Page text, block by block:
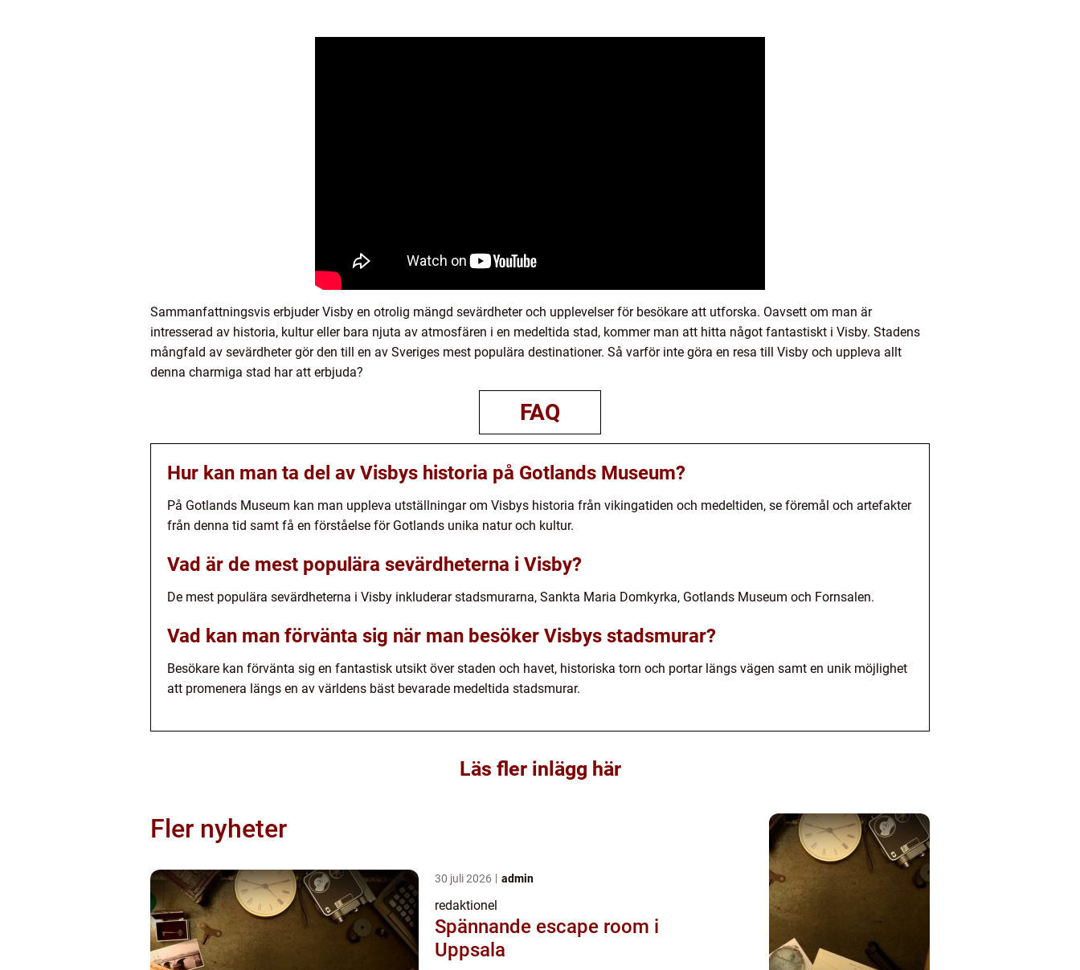
Sammanfattningsvis erbjuder Visby en otrolig mängd sevärdheter och upplevelser för besökare att utforska. Oavsett om man är
intresserad av historia, kultur eller bara njuta av atmosfären i en medeltida stad, kommer man att hitta något fantastiskt i Visby. Stadens
mångfald av sevärdheter gör den till en av Sveriges mest populära destinationer. Så varför inte göra en resa till Visby och uppleva allt
denna charmiga stad har att erbjuda?
FAQ
Hur kan man ta del av Visbys historia på Gotlands Museum?
På Gotlands Museum kan man uppleva utställningar om Visbys historia från vikingatiden och medeltiden, se föremål och artefakter
från denna tid samt få en förståelse för Gotlands unika natur och kultur.
Vad är de mest populära sevärdheterna i Visby?
De mest populära sevärdheterna i Visby inkluderar stadsmurarna, Sankta Maria Domkyrka, Gotlands Museum och Fornsalen.
Vad kan man förvänta sig när man besöker Visbys stadsmurar?
Besökare kan förvänta sig en fantastisk utsikt över staden och havet, historiska torn och portar längs vägen samt en unik möjlighet
att promenera längs en av världens bäst bevarade medeltida stadsmurar.
Läs fler inlägg här
Fler nyheter
30 juli 2026 admin
redaktionel
Spännande escape room i
Uppsala